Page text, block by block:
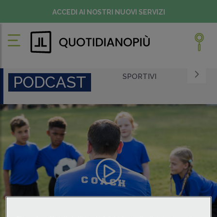
ACCEDI AI NOSTRI NUOVI SERVIZI
PODCAST SPORTIVI